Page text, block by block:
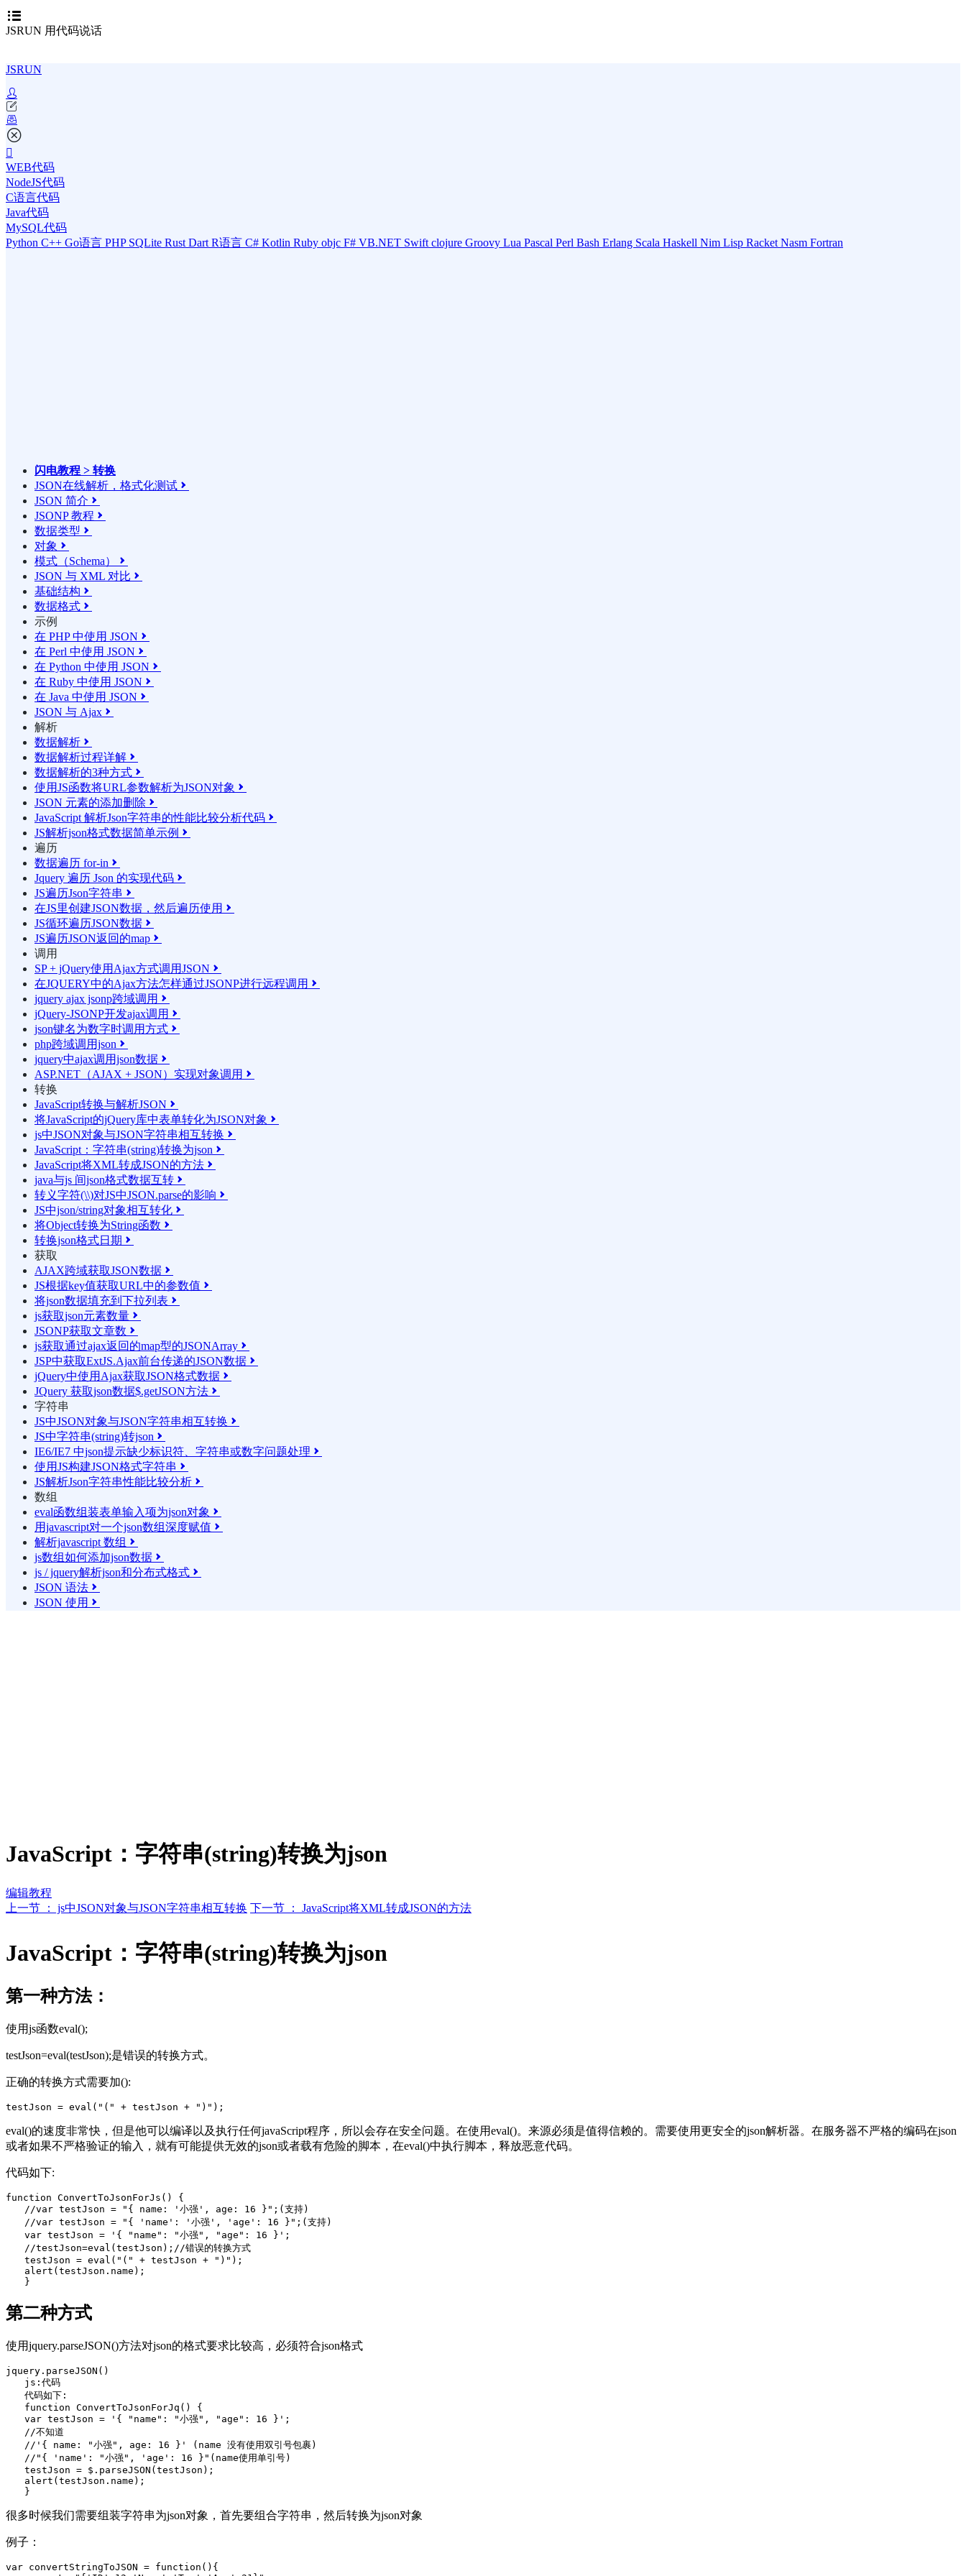
JSRUN 用代码说话
JSRUN
WEB代码
NodeJS代码
C语言代码
Java代码
MySQL代码
Python C++ Go语言 PHP SQLite Rust Dart R语言 C# Kotlin Ruby objc F# VB.NET Swift clojure Groovy Lua Pascal Perl Bash Erlang Scala Haskell Nim Lisp Racket Nasm Fortran
闪电教程 > 转换
JSON在线解析，格式化测试 
JSON 简介 
JSONP 教程 
数据类型 
对象 
模式（Schema） 
JSON 与 XML 对比 
基础结构 
数据格式 
示例
在 PHP 中使用 JSON 
在 Perl 中使用 JSON 
在 Python 中使用 JSON 
在 Ruby 中使用 JSON 
在 Java 中使用 JSON 
JSON 与 Ajax 
解析
数据解析 
数据解析过程详解 
数据解析的3种方式 
使用JS函数将URL参数解析为JSON对象 
JSON 元素的添加删除 
JavaScript 解析Json字符串的性能比较分析代码 
JS解析json格式数据简单示例 
遍历
数据遍历 for-in 
Jquery 遍历 Json 的实现代码 
JS遍历Json字符串 
在JS里创建JSON数据，然后遍历使用 
JS循环遍历JSON数据 
JS遍历JSON返回的map 
调用
SP + jQuery使用Ajax方式调用JSON 
在JQUERY中的Ajax方法怎样通过JSONP进行远程调用 
jquery ajax jsonp跨域调用 
jQuery-JSONP开发ajax调用 
json键名为数字时调用方式 
php跨域调用json 
jquery中ajax调用json数据 
ASP.NET（AJAX + JSON）实现对象调用 
转换
JavaScript转换与解析JSON 
将JavaScript的jQuery库中表单转化为JSON对象 
js中JSON对象与JSON字符串相互转换 
JavaScript：字符串(string)转换为json 
JavaScript将XML转成JSON的方法 
java与js 间json格式数据互转 
转义字符(\\)对JS中JSON.parse的影响 
JS中json/string对象相互转化 
将Object转换为String函数 
转换json格式日期 
获取
AJAX跨域获取JSON数据 
JS根据key值获取URL中的参数值 
将json数据填充到下拉列表 
js获取json元素数量 
JSONP获取文章数 
js获取通过ajax返回的map型的JSONArray 
JSP中获取ExtJS.Ajax前台传递的JSON数据 
jQuery中使用Ajax获取JSON格式数据 
JQuery 获取json数据$.getJSON方法 
字符串
JS中JSON对象与JSON字符串相互转换 
JS中字符串(string)转json 
IE6/IE7 中json提示缺少标识符、字符串或数字问题处理 
使用JS构建JSON格式字符串 
JS解析Json字符串性能比较分析 
数组
eval函数组装表单输入项为json对象 
用javascript对一个json数组深度赋值 
解析javascript 数组 
js数组如何添加json数据 
js / jquery解析json和分布式格式 
JSON 语法 
JSON 使用 
JavaScript：字符串(string)转换为json
编辑教程
上一节 ： js中JSON对象与JSON字符串相互转换 下一节 ： JavaScript将XML转成JSON的方法
JavaScript：字符串(string)转换为json
第一种方法：
使用js函数eval();
testJson=eval(testJson);是错误的转换方式。
正确的转换方式需要加():
eval()的速度非常快，但是他可以编译以及执行任何javaScript程序，所以会存在安全问题。在使用eval()。来源必须是值得信赖的。需要使用更安全的json解析器。在服务器不严格的编码在json
或者如果不严格验证的输入，就有可能提供无效的json或者载有危险的脚本，在eval()中执行脚本，释放恶意代码。
代码如下:
function ConvertToJsonForJs() {
//var testJson = "{ name: '小强', age: 16 }";(支持)
//var testJson = "{ 'name': '小强', 'age': 16 }";(支持)
var testJson = '{ "name": "小强", "age": 16 }';
//testJson=eval(testJson);//错误的转换方式
testJson = eval("(" + testJson + ")");
alert(testJson.name);
第二种方式
使用jquery.parseJSON()方法对json的格式要求比较高，必须符合json格式
jquery.parseJSON()
js:代码
代码如下:
function ConvertToJsonForJq() {
var testJson = '{ "name": "小强", "age": 16 }';
//不知道
//'{ name: "小强", age: 16 }' (name 没有使用双引号包裹)
//"{ 'name': "小强", 'age': 16 }"(name使用单引号)
testJson = $.parseJSON(testJson);
alert(testJson.name);
很多时候我们需要组装字符串为json对象，首先要组合字符串，然后转换为json对象
例子：
var convertStringToJSON = function(){